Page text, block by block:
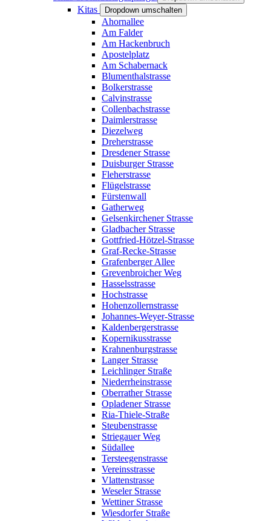
Kitas Dropdown umschalten
Ahornallee
Am Falder
Am Hackenbruch
Apostelplatz
Am Schabernack
Blumenthalstrasse
Bolkerstrasse
Calvinstrasse
Collenbachstrasse
Daimlerstrasse
Diezelweg
Dreherstrasse
Dresdener Strasse
Duisburger Strasse
Fleherstrasse
Flügelstrasse
Fürstenwall
Gatherweg
Gelsenkirchener Strasse
Gladbacher Strasse
Gottfried-Hötzel-Strasse
Graf-Recke-Strasse
Grafenberger Allee
Grevenbroicher Weg
Hasselsstrasse
Hochstrasse
Hohenzollernstrasse
Johannes-Weyer-Strasse
Kaldenbergerstrasse
Kopernikusstrasse
Krahnenburgstrasse
Langer Strasse
Leichlinger Straße
Niederrheinstrasse
Oberrather Strasse
Opladener Strasse
Ria-Thiele-Straße
Steubenstrasse
Striegauer Weg
Südallee
Tersteegenstrasse
Vereinsstrasse
Vlattenstrasse
Weseler Strasse
Wettiner Strasse
Wiesdorfer Straße